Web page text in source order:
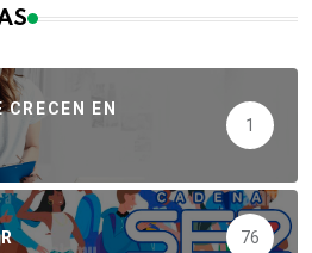
CRECEN EN
1
76